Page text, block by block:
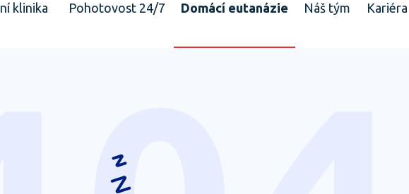
klinika Pohotovost 24/7 Domácí eutanázie Náš tým Kariéra